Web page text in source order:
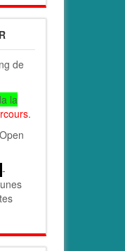
de
la
.
-